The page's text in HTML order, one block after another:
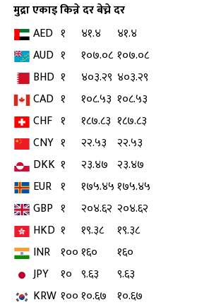
मुद्राएकाइकिन्ने दरबेच्ने दर
AED १ ४१.४
४१.४
AUD १ १०७.०८ १०७.०८
BHD १ ४०३.२९ ४०३.२९
CAD १ १०८.५३ १०८.५३
CHF १ १८७.८३ १८७.८३
CNY १ २२.५३
२२.५३
DKK १ २३.४७ २३.४७
EUR १ १७५.४५१७५.४५
GBP १ २०४.६२ २०४.६२
HKD १ १९.३८
१९.३८
INR १००१६०
१६०
JPY
१० ९.६३
९.६३
KRW १००१०.६७ १०.६७